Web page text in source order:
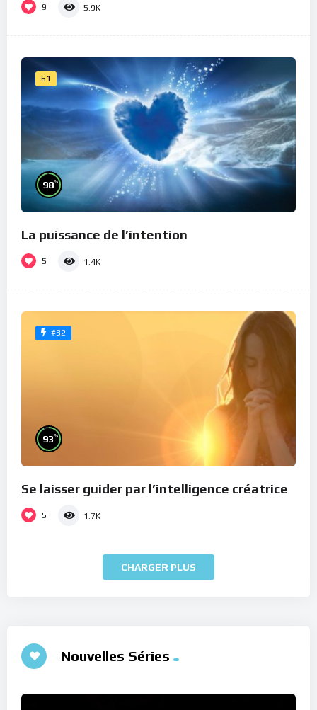
9 5.9K
61
98%
La puissance de l’intention
5 1.4K
#32
93%
Se laisser guider par l’intelligence créatrice
5 1.7K
CHARGER PLUS
Nouvelles Séries